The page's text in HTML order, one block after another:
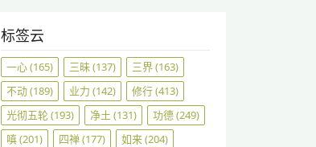
标签云
一心(165) 三昧(137) 三界(163)
不动(189) 业力 (142) 修行(413)
光彻五轮(193) 净土 (131) 功德(249)
嗔(201) 四禅(177) 如来(204)